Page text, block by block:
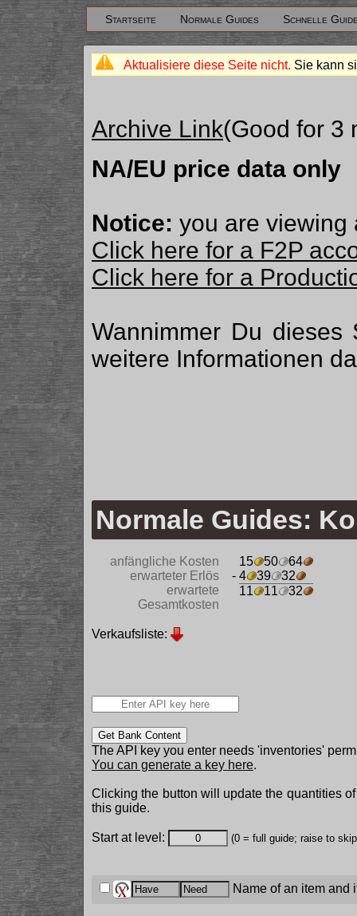
Startseite Normale Guides Schnelle
Aktualisiere diese Seite nicht. Sie kann
Archive Link(Good for 3
NA/EU price data only
Notice: you are viewing
Click here for a F2P
Click here for a
Wannimmer Du
weitere Informationen
Normale Guides:
anfängliche Kosten 15 50
64
erwarteter Erlös
- 4 39
32
erwartete
Gesamtkosten
11 11 32
Verkaufsliste:
Get Bank Content
The API key you enter needs 'inventories'
You can generate a key here.
Clicking the button will update the quantities
this guide.
Start at level: (0 = full guide; raise to
Name of an item and